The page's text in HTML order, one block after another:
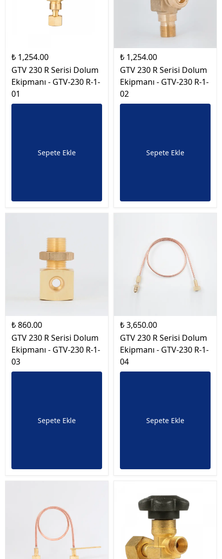
₺ 1,254.00
GTV 230 R Serisi Dolum
Ekipmanı - GTV-230 R-1-
01
Sepete Ekle
₺ 1,254.00
GTV 230 R Serisi Dolum
Ekipmanı - GTV-230 R-1-
02
Sepete Ekle
₺ 860.00
GTV 230 R Serisi Dolum
Ekipmanı - GTV-230 R-1-
03
Sepete Ekle
₺ 3,650.00
GTV 230 R Serisi Dolum
Ekipmanı - GTV-230 R-1-
04
Sepete Ekle